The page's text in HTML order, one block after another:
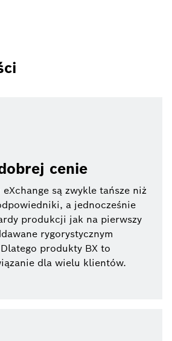
cenie
są zwykle tańsze niż
a jednocześnie
produkcji jak na pierwszy
rygorystycznym
produkty BX to
dla wielu klientów.